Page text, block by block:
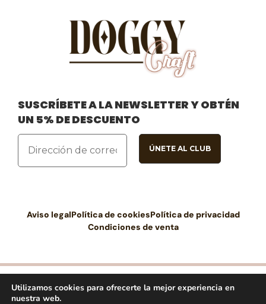
SUSCRÍBETE A LA NEWSLETTER Y OBTÉN
UN 5% DE DESCUENTO
Aviso legalPolítica de cookiesPolítica de privacidad
Condiciones de venta
Utilizamos cookies para ofrecerte la mejor experiencia en
nuestra web.